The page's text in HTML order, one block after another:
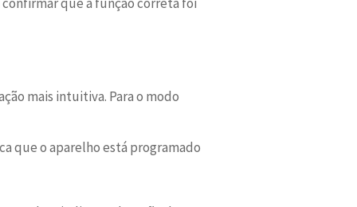
mais intuitiva. Para o modo
que o aparelho está programado